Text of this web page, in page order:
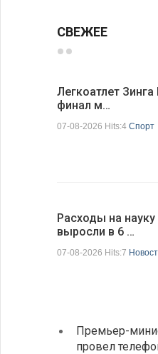
СВЕЖЕЕ
Легкоатлет
финал м…
07-08-2026 Hits:4 Спорт
Расходы на науку
выросли в 6 …
07-08-2026 Hits:7
Премьер-
провел